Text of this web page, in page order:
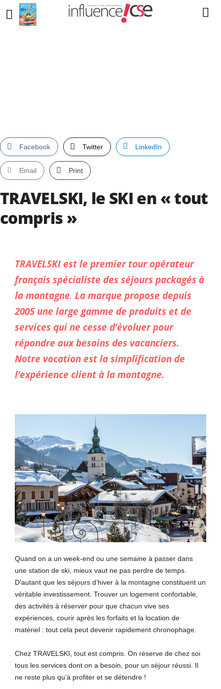
Facebook Twitter LinkedIn
Email Print
TRAVELSKI, le SKI en « tout
compris »
TRAVELSKI est le premier tour opérateur
français spécialiste des séjours packagés à
la montagne. La marque propose depuis
2005 une large gamme de produits et de
services qui ne cesse d’évoluer pour
répondre aux besoins des vacanciers.
Notre vocation est la simplification de
l’expérience client à la montagne.
Quand on a un week-end ou une semaine à passer dans
une station de ski, mieux vaut ne pas perdre de temps.
D’autant que les séjours d’hiver à la montagne constituent un
véritable investissement. Trouver un logement confortable,
des activités à réserver pour que chacun vive ses
expériences, courir après les forfaits et la location de
matériel : tout cela peut devenir rapidement chronophage.
Chez TRAVELSKI, tout est compris. On réserve de chez soi
tous les services dont on a besoin, pour un séjour réussi. Il
ne reste plus qu’à profiter et se détendre !